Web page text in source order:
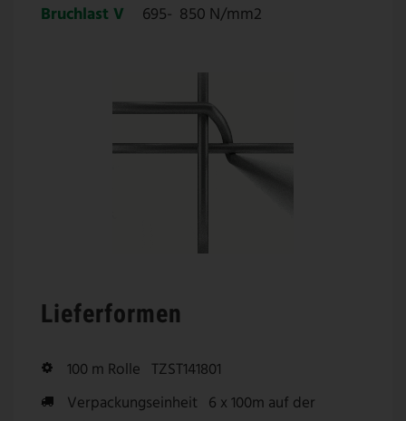
Bruchlast V
695- 850 N/mm2
Lieferformen
100 m Rolle TZST141801
Verpackungseinheit 6 x 100m auf der